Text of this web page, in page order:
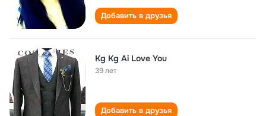
Добавить в друзья
Kg Kg Ai Love You
39 лет
Добавить в друзья